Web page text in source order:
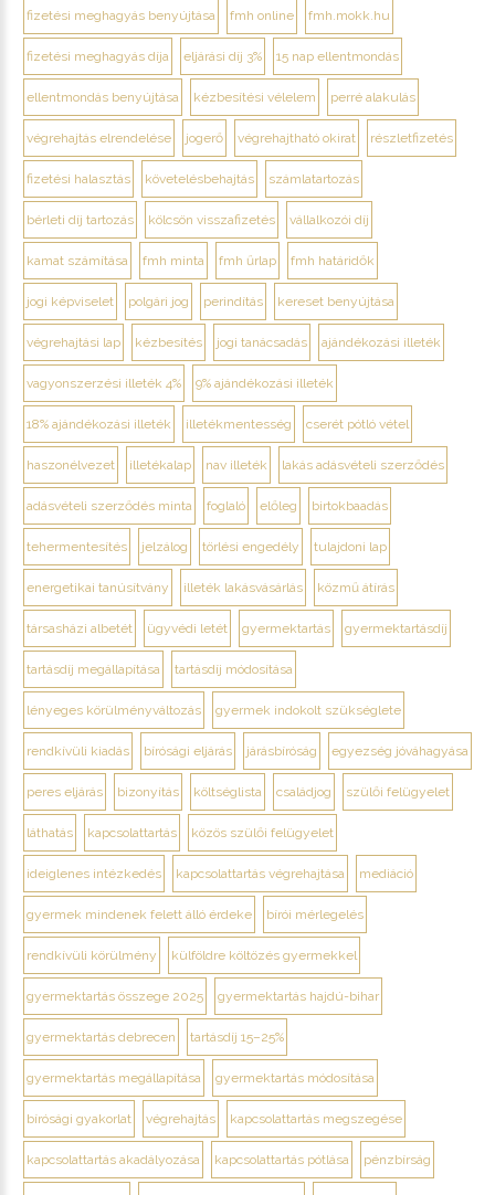
fizetési meghagyás benyújtása fmh online fmh.mokk.hu
fizetési meghagyás díja eljárási díj 3% 15 nap ellentmondás
ellentmondás benyújtása kézbesítési vélelem perré alakulás
végrehajtás elrendelése jogerő végrehajtható okirat részletfizetés
fizetési halasztás követelésbehajtás számlatartozás
bérleti díj tartozás kölcsön visszafizetés vállalkozói díj
kamat számítása fmh minta fmh űrlap fmh határidők
jogi képviselet polgári jog perindítás kereset benyújtása
végrehajtási lap kézbesítés jogi tanácsadás ajándékozási illeték
vagyonszerzési illeték 4% 9% ajándékozási illeték
18% ajándékozási illeték illetékmentesség cserét pótló vétel
haszonélvezet illetékalap nav illeték lakás adásvételi szerződés
adásvételi szerződés minta foglaló előleg birtokbaadás
tehermentesítés jelzálog törlési engedély tulajdoni lap
energetikai tanúsítvány illeték lakásvásárlás közmű átírás
társasházi albetét ügyvédi letét gyermektartás gyermektartásdíj
tartásdíj megállapítása tartásdíj módosítása
lényeges körülményváltozás gyermek indokolt szükséglete
rendkívüli kiadás bírósági eljárás járásbíróság egyezség jóváhagyása
peres eljárás bizonyítás költséglista családjog szülői felügyelet
láthatás kapcsolattartás közös szülői felügyelet
ideiglenes intézkedés kapcsolattartás végrehajtása mediáció
gyermek mindenek felett álló érdeke bírói mérlegelés
rendkívüli körülmény külföldre költözés gyermekkel
gyermektartás összege 2025 gyermektartás hajdú-bihar
gyermektartás debrecen tartásdíj 15–25%
gyermektartás megállapítása gyermektartás módosítása
bírósági gyakorlat végrehajtás kapcsolattartás megszegése
kapcsolattartás akadályozása kapcsolattartás pótlása pénzbírság